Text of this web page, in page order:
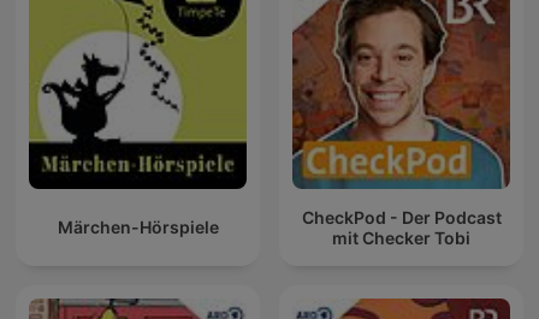
Märchen-Hörspiele
CheckPod - Der Podcast
mit Checker Tobi